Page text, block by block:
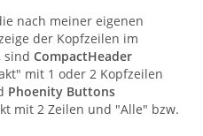
nach meiner eigenen
der Kopfzeilen im
sind CompactHeader
mit 1 oder 2 Kopfzeilen
Phoenity Buttons
mit 2 Zeilen und "Alle" bzw.